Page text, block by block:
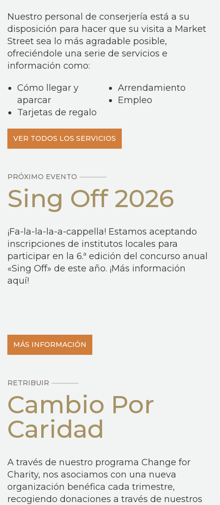
Nuestro personal de conserjería está a su
disposición para hacer que su visita a Market
Street sea lo más agradable posible,
ofreciéndole una serie de servicios e
información como:
Cómo llegar y
aparcar
Tarjetas de regalo
Arrendamiento
Empleo
VER TODOS LOS SERVICIOS
PRÓXIMO EVENTO
Sing Off 2026
¡Fa-la-la-la-a-cappella! Estamos aceptando
inscripciones de institutos locales para
participar en la 6.ª edición del concurso anual
«Sing Off» de este año. ¡Más información
aquí!
MÁS INFORMACIÓN
RETRIBUIR
Cambio Por
Caridad
A través de nuestro programa Change for
Charity, nos asociamos con una nueva
organización benéfica cada trimestre,
recogiendo donaciones a través de nuestros